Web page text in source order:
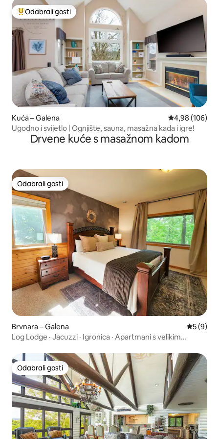
Među najviše rangiranima s oznakom „Odabrali gosti”
Odabrali gosti
Kuća – Galena Prosječna
4,98 (106)
Ugodno i svijetlo | Ognjište, sauna, masažna kada i igre!
Drvene kuće s masažnom kadom
Odabrali gosti
Odabrali gosti
Brvnara – Galena
5 (9)
Log Lodge · Jacuzzi · Igronica · Apartmani s velikim
Odabrali gosti
Odabrali gosti